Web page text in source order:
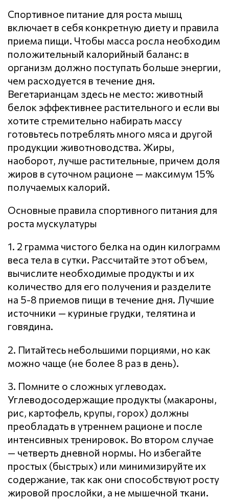
Спортивное питание для роста мышц
включает в себя конкретную диету и правила
приема пищи. Чтобы масса росла необходим
положительный калорийный баланс: в
организм должно поступать больше энергии,
чем расходуется в течение дня.
Вегетарианцам здесь не место: животный
белок эффективнее растительного и если вы
хотите стремительно набирать массу
готовьтесь потреблять много мяса и другой
продукции животноводства. Жиры,
наоборот, лучше растительные, причем доля
жиров в суточном рационе — максимум 15%
получаемых калорий.
Основные правила спортивного питания для
роста мускулатуры
1. 2 грамма чистого белка на один килограмм
веса тела в сутки. Рассчитайте этот объем,
вычислите необходимые продукты и их
количество для его получения и разделите
на 5-8 приемов пищи в течение дня. Лучшие
источники — куриные грудки, телятина и
говядина.
2. Питайтесь небольшими порциями, но как
можно чаще (не более 8 раз в день).
3. Помните о сложных углеводах.
Углеводосодержащие продукты (макароны,
рис, картофель, крупы, горох) должны
преобладать в утреннем рационе и после
интенсивных тренировок. Во втором случае
— четверть дневной нормы. Но избегайте
простых (быстрых) или минимизируйте их
содержание, так как они способствуют росту
жировой прослойки, а не мышечной ткани.